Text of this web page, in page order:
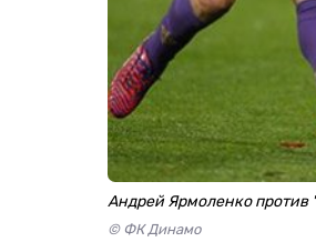
Андрей Ярмоленко
© ФК Динамо